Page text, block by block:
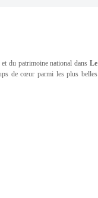
du patrimoine national dans Le
de cœur parmi les plus belles